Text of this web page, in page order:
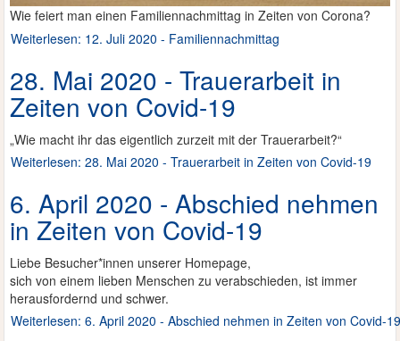
Wie feiert man einen Familiennachmittag in Zeiten von Corona?
Weiterlesen: 12. Juli 2020 - Familiennachmittag
28. Mai 2020 - Trauerarbeit in
Zeiten von Covid-19
„Wie macht ihr das eigentlich zurzeit mit der Trauerarbeit?“
Weiterlesen: 28. Mai 2020 - Trauerarbeit in Zeiten von Covid-19
6. April 2020 - Abschied nehmen
in Zeiten von Covid-19
Liebe Besucher*innen unserer Homepage,
sich von einem lieben Menschen zu verabschieden, ist immer
herausfordernd und schwer.
Weiterlesen: 6. April 2020 - Abschied nehmen in Zeiten von Covid-19